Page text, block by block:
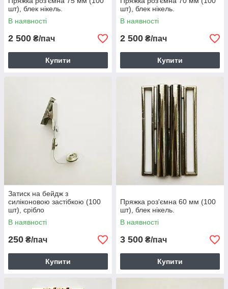
шт), блек нікель.
В наявності
2 500 ₴/пач
Купити
шт), блек нікель.
В наявності
2 500 ₴/пач
Купити
Затиск на бейдж з
силіконовою застібкою (100
шт), срібло
В наявності
250 ₴/пач
Купити
Пряжка роз'ємна 60 мм (100
шт), блек нікель.
В наявності
3 500 ₴/пач
Купити